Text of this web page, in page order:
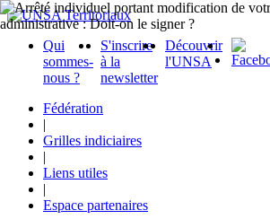
Qui
sommes-
nous ?
S'inscrire
à la
newsletter
Découvrir
l'UNSA
Fédération
|
Grilles indiciaires
|
Liens utiles
|
Espace partenaires